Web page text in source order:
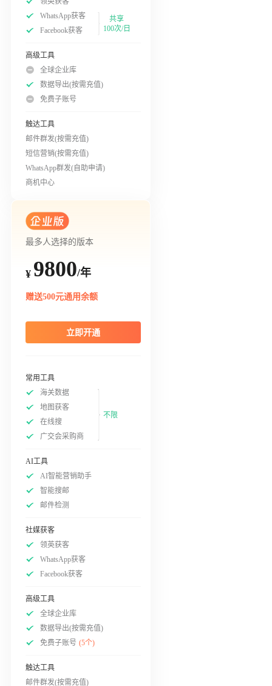
WhatsApp获客
Facebook获客
共享
100次/日
高级工具
全球企业库
数据导出(按需充值)
免费子账号
触达工具
邮件群发(按需充值)
短信营销(按需充值)
WhatsApp群发(自助申请)
商机中心
最多人选择的版本
¥ 9800/年
赠送500元通用余额
立即开通
常用工具
海关数据
地图获客
在线搜
广交会采购商
不限
AI工具
AI智能营销助手
智能搜邮
邮件检测
社媒获客
领英获客
WhatsApp获客
Facebook获客
高级工具
全球企业库
数据导出(按需充值)
免费子账号 (5个)
触达工具
邮件群发(按需充值)